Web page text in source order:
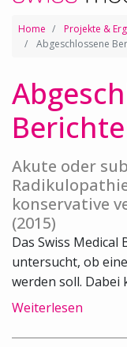
Home Projekte &
Abgeschlossene
Berichte
Akute oder
konservative
(2015)
Das Swiss
untersucht, ob
werden soll. Dabei
Weiterlesen